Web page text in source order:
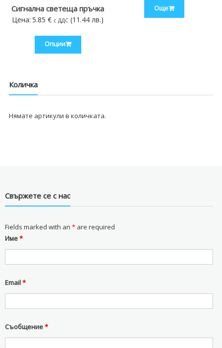
Сигналнa светещa пръчкa
Цена: 5.85€ с ДДС (11.44 лв.)
Опции
Още
Количка
Нямате артикули в количката.
Свържете се с нас
Fields marked with an *are required
Име*
Email*
Съобщение*